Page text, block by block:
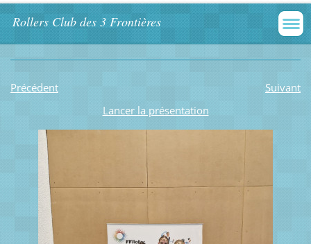
Rollers Club des 3 Frontières
Précédent
Suivant
Lancer la présentation